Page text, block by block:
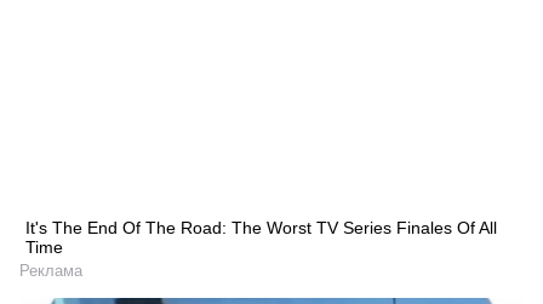
It's The End Of The Road: The Worst TV Series Finales Of All
Time
Реклама